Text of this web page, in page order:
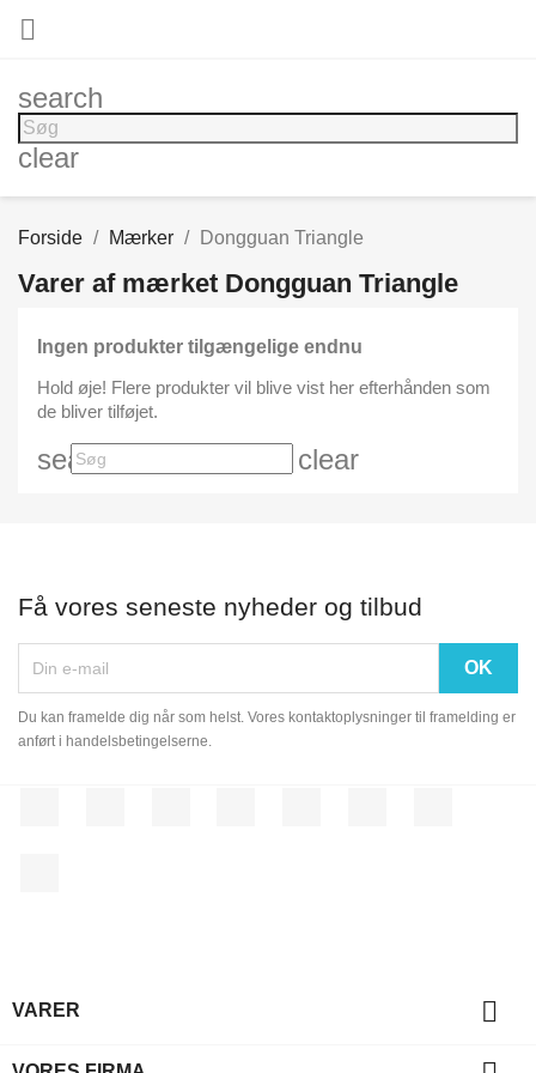

search
clear
Forside Mærker Dongguan Triangle
Varer af mærket Dongguan Triangle
Ingen produkter tilgængelige endnu
Hold øje! Flere produkter vil blive vist her efterhånden som
de bliver tilføjet.
search clear
Få vores seneste nyheder og tilbud
Du kan framelde dig når som helst. Vores kontaktoplysninger til framelding er
anført i handelsbetingelserne.
VARER 